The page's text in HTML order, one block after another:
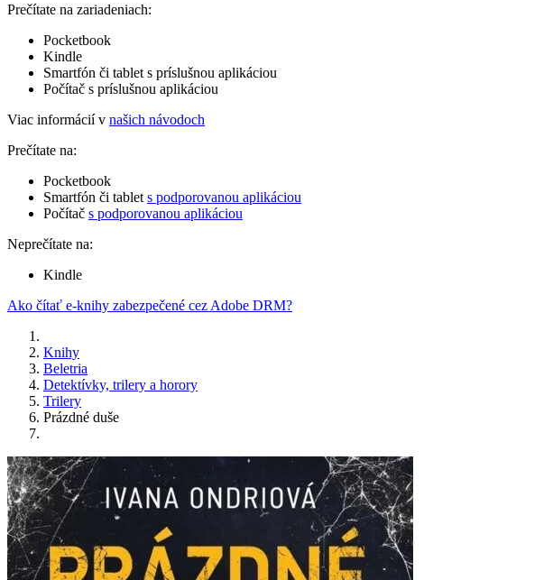
Prečítate na zariadeniach:
Pocketbook
Kindle
Smartfón či tablet s príslušnou aplikáciou
Počítač s príslušnou aplikáciou
Viac informácií v našich návodoch
Prečítate na:
Pocketbook
Smartfón či tablet s podporovanou aplikáciou
Počítač s podporovanou aplikáciou
Neprečítate na:
Kindle
Ako čítať e-knihy zabezpečené cez Adobe DRM?
Knihy
Beletria
Detektívky, trilery a horory
Trilery
Prázdné duše